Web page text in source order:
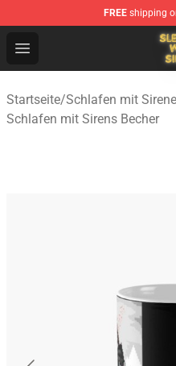
FREE shipping
Open menu
Sleeping With Sirens
Startseite/Schlafen mit
Schlafen mit Sirens Becher